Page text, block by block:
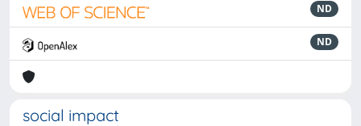
ND
ND
social impact